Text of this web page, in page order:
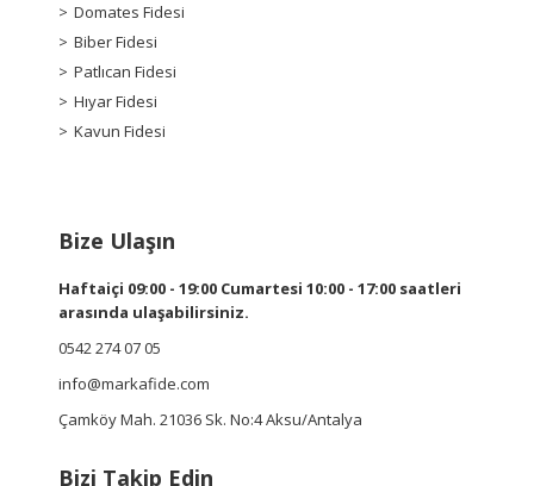
Domates Fidesi
Biber Fidesi
Patlıcan Fidesi
Hıyar Fidesi
Kavun Fidesi
Bize Ulaşın
Haftaiçi 09:00 - 19:00 Cumartesi 10:00 - 17:00 saatleri
arasında ulaşabilirsiniz.
0542 274 07 05
info@markafide.com
Çamköy Mah. 21036 Sk. No:4 Aksu/Antalya
Bizi Takip Edin